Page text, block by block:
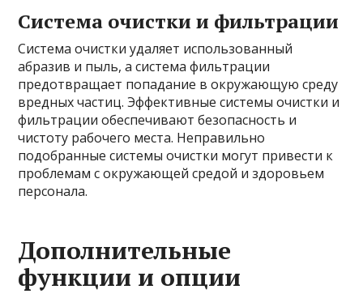
Система очистки и фильтрации
Система очистки удаляет использованный
абразив и пыль, а система фильтрации
предотвращает попадание в окружающую среду
вредных частиц. Эффективные системы очистки и
фильтрации обеспечивают безопасность и
чистоту рабочего места. Неправильно
подобранные системы очистки могут привести к
проблемам с окружающей средой и здоровьем
персонала.
Дополнительные
функции и опции